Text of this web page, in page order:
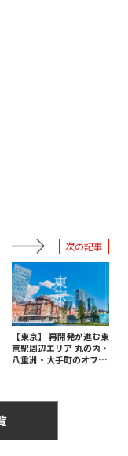
次の記事
【東京】 再開発が進む東
京駅周辺エリア 丸の内・
八重洲・大手町のオフィ